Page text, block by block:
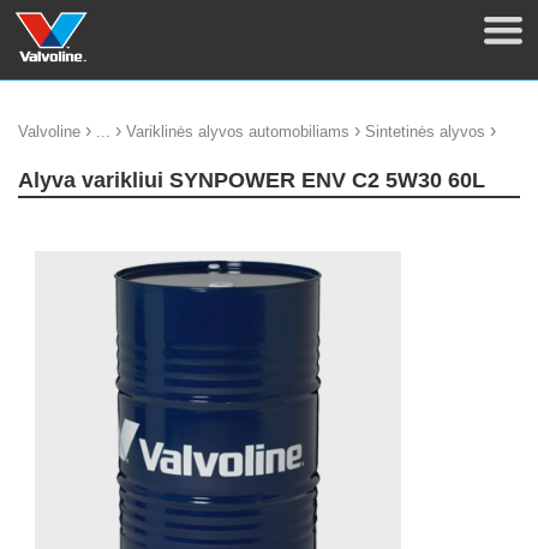
Valvoline › ... › Variklinės alyvos automobiliams › Sintetinės alyvos ›
Alyva varikliui SYNPOWER ENV C2 5W30 60L